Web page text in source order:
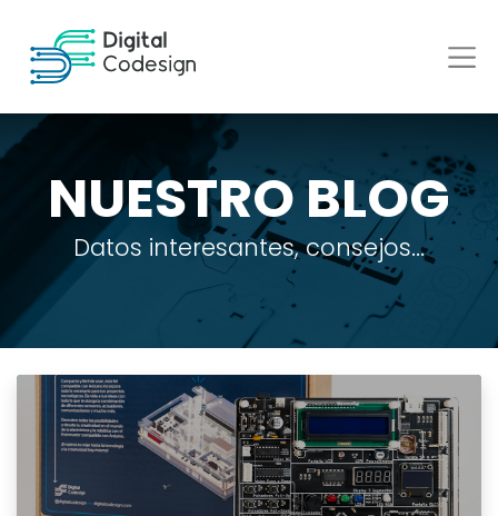
NUESTRO BLOG
Datos interesantes, consejos...